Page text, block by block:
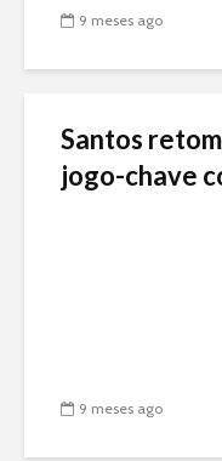
9 meses ago
Santos
jogo-chave
9 meses ago